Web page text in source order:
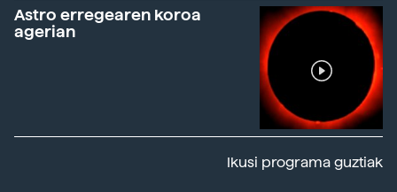
Astro erregearen koroa
agerian
Ikusi programa guztiak